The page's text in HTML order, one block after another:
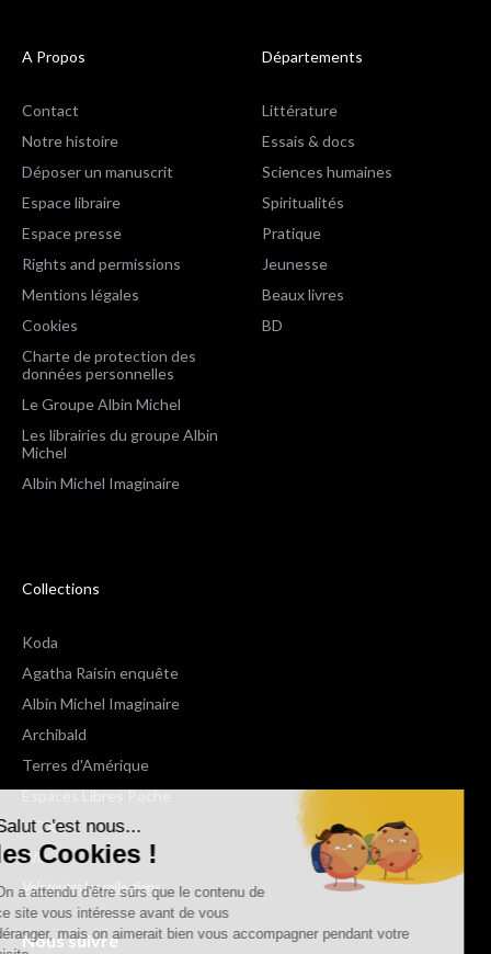
Salut c'est nous...
les Cookies !
On a attendu d'être sûrs que le contenu de
ce site vous intéresse avant de vous
déranger, mais on aimerait bien vous accompagner pendant votre
A Propos
Contact
Notre histoire
Déposer un manuscrit
Espace libraire
Espace presse
Rights and permissions
Mentions légales
Cookies
Charte de protection des
données personnelles
Le Groupe Albin Michel
Les librairies du groupe Albin
Michel
Albin Michel Imaginaire
Départements
Littérature
Essais & docs
Sciences humaines
Spiritualités
Pratique
Jeunesse
Beaux livres
BD
Collections
Koda
Agatha Raisin enquête
Albin Michel Imaginaire
Archibald
Terres d'Amérique
Espaces Libres Poche
NOX
Wiz
Voir toutes les collections
Nous suivre